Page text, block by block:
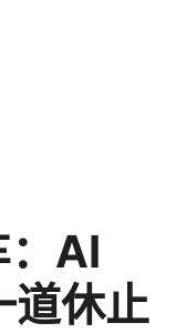
AI
道休止